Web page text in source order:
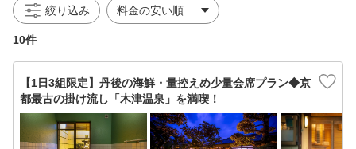
絞り込み
10件
【1日3組限定】丹後の海鮮・量控えめ少量会席プラン◆京
都最古の掛け流し「木津温泉」を満喫！